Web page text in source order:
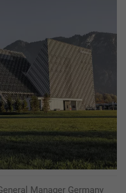
Manager Germany